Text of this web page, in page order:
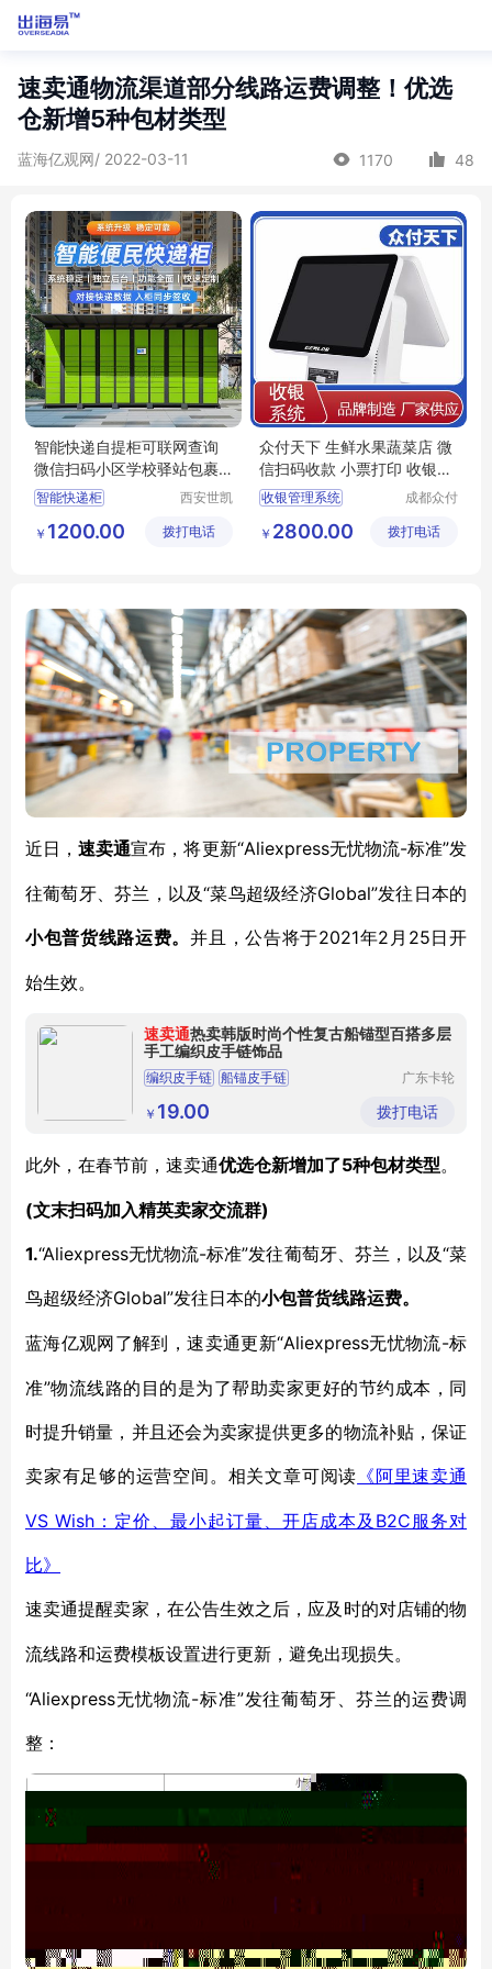
速卖通物流渠道部分线路运费调整！优选
仓新增5种包材类型
蓝海亿观网/ 2022-03-11 1170 48
智能快递自提柜可联网查询
微信扫码小区学校驿站包裹
自助存取柜
智能快递柜
包裹储物柜
西安世凯
有限公司
￥ 1200.00 拨打电话
众付天下 生鲜水果蔬菜店 微
信扫码收款 小票打印 收银管
理系统
收银管理系统
智能收银系统
成都众付
有限公司
￥ 2800.00 拨打电话
近日，速卖通宣布，将更新“Aliexpress无忧物流-标准”发
往葡萄牙、芬兰，以及“菜鸟超级经济Global”发往日本的
小包普货线路运费。并且，公告将于2021年2月25日开
始生效。
速卖通热卖韩版时尚个性复古船锚型百搭多层
手工编织皮手链饰品
编织皮手链 船锚皮手链
广东卡轮
公司
￥ 19.00 拨打电话
此外，在春节前，速卖通优选仓新增加了5种包材类型。
(文末扫码加入精英卖家交流群)
1.“Aliexpress无忧物流-标准”发往葡萄牙、芬兰，以及“菜
鸟超级经济Global”发往日本的小包普货线路运费。
蓝海亿观网了解到，速卖通更新“Aliexpress无忧物流-标
准”物流线路的目的是为了帮助卖家更好的节约成本，同
时提升销量，并且还会为卖家提供更多的物流补贴，保证
卖家有足够的运营空间。相关文章可阅读 《阿里速卖通
VS Wish：定价、最小起订量、开店成本及B2C服务对
比》
速卖通提醒卖家，在公告生效之后，应及时的对店铺的物
流线路和运费模板设置进行更新，避免出现损失。
“Aliexpress无忧物流-标准”发往葡萄牙、芬兰的运费调
整：